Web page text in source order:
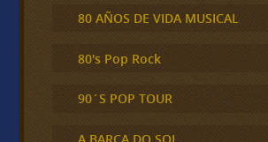
80 AÑOS DE VIDA MUSICAL
80's Pop Rock
90´S POP TOUR